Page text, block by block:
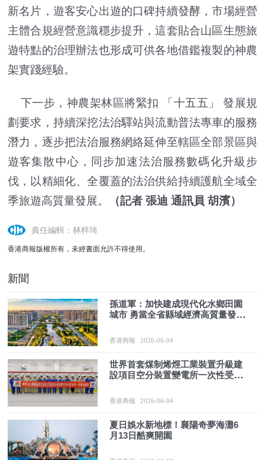
新名片，遊客安心出遊的口碑持續發酵，市場經營
主體合規經營意識穩步提升，這套貼合山區生態旅
遊特點的治理辦法也形成可供各地借鑑複製的神農
架實踐經驗。
下一步，神農架林區將緊扣 「十五五」 發展規
劃要求，持續深挖法治驛站與流動普法專車的服務
潛力，逐步把法治服務網絡延伸至轄區全部景區與
遊客集散中心，同步加速法治服務數碼化升級步
伐，以精細化、全覆蓋的法治供給持續護航全域全
季旅遊高質量發展。
（記者 張迪 通訊員 胡濱）
責任編輯：林梓琦
香港商報版權所有，未經書面允許不得使用。
新聞
孫道軍：加快建成現代化水鄉田園
城市 勇當全省縣域經濟高質量發展
香港商報 2026-06-04
世界首套煤制烯烴工業裝置升級建
設項目空分裝置變電所一次性受電
香港商報 2026-06-04
夏日娛水新地標！襄陽奇夢海灘6
月13日酷爽開園